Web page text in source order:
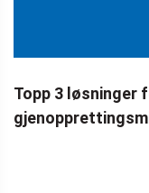
Topp 3 løsninger